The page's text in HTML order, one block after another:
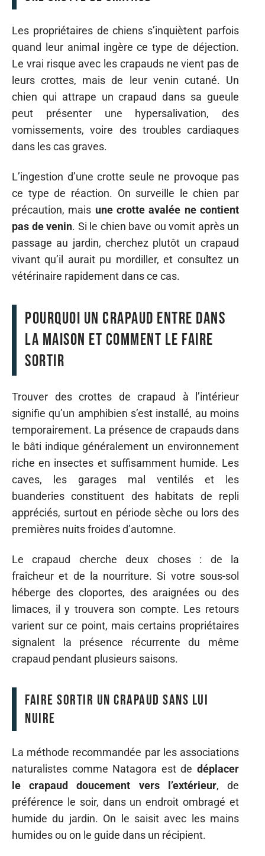
Les propriétaires de chiens s’inquiètent parfois
quand leur animal ingère ce type de déjection.
Le vrai risque avec les crapauds ne vient pas de
leurs crottes, mais de leur venin cutané. Un
chien qui attrape un crapaud dans sa gueule
peut présenter une hypersalivation, des
vomissements, voire des troubles cardiaques
dans les cas graves.
L’ingestion d’une crotte seule ne provoque pas
ce type de réaction. On surveille le chien par
précaution, mais une crotte avalée ne contient
pas de venin. Si le chien bave ou vomit après un
passage au jardin, cherchez plutôt un crapaud
vivant qu’il aurait pu mordiller, et consultez un
vétérinaire rapidement dans ce cas.
Pourquoi un crapaud entre dans
la maison et comment le faire
sortir
Trouver des crottes de crapaud à l’intérieur
signifie qu’un amphibien s’est installé, au moins
temporairement. La présence de crapauds dans
le bâti indique généralement un environnement
riche en insectes et suffisamment humide. Les
caves, les garages mal ventilés et les
buanderies constituent des habitats de repli
appréciés, surtout en période sèche ou lors des
premières nuits froides d’automne.
Le crapaud cherche deux choses : de la
fraîcheur et de la nourriture. Si votre sous-sol
héberge des cloportes, des araignées ou des
limaces, il y trouvera son compte. Les retours
varient sur ce point, mais certains propriétaires
signalent la présence récurrente du même
crapaud pendant plusieurs saisons.
Faire sortir un crapaud sans lui
nuire
La méthode recommandée par les associations
naturalistes comme Natagora est de déplacer
le crapaud doucement vers l’extérieur, de
préférence le soir, dans un endroit ombragé et
humide du jardin. On le saisit avec les mains
humides ou on le guide dans un récipient.